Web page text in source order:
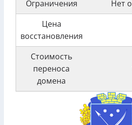
Ограничения
Нет
Цена
восстановления
Стоимость
переноса
домена